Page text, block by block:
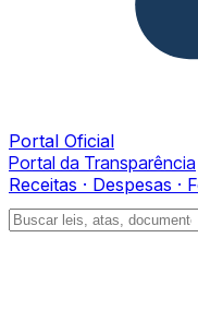
Portal Oficial
Portal da Transparência
Receitas · Despesas ·